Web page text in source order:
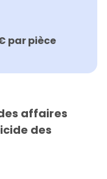
par pièce
affaires
des